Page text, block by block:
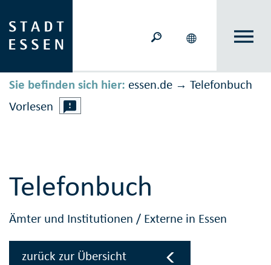
Sie befinden sich hier: essen.de → Telefonbuch
Vorlesen
Telefonbuch
Ämter und Institutionen / Externe in Essen
zurück zur Übersicht